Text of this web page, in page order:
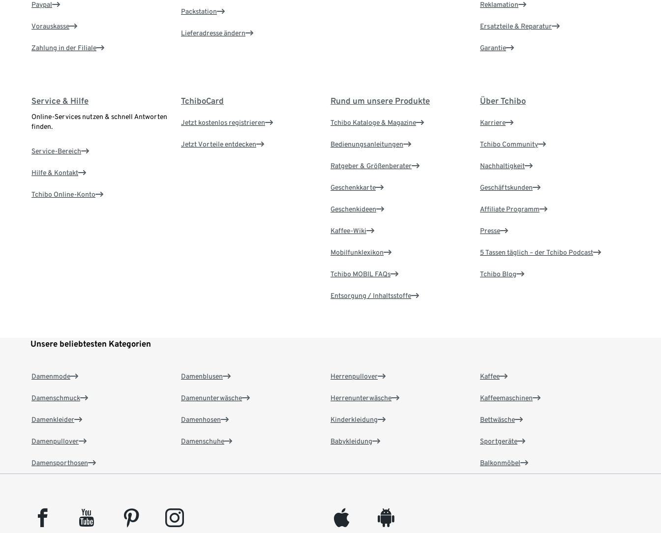
Paypal
Vorauskasse
Zahlung in der Filiale
Packstation
Lieferadresse ändern
Reklamation
Ersatzteile & Reparatur
Garantie
Service & Hilfe
Online-Services nutzen & schnell Antworten
finden.
Service-Bereich
Hilfe & Kontakt
Tchibo Online-Konto
TchiboCard
Jetzt kostenlos registrieren
Jetzt Vorteile entdecken
Rund um unsere Produkte
Tchibo Kataloge & Magazine
Bedienungsanleitungen
Ratgeber & Größenberater
Geschenkkarte
Geschenkideen
Kaffee-Wiki
Mobilfunklexikon
Tchibo MOBIL FAQs
Entsorgung / Inhaltsstoffe
Über Tchibo
Karriere
Tchibo Community
Nachhaltigkeit
Geschäftskunden
Affiliate Programm
Presse
5 Tassen täglich – der Tchibo Podcast
Tchibo Blog
Unsere beliebtesten Kategorien
Damenmode
Damenschmuck
Damenkleider
Damenpullover
Damensporthosen
Damenblusen
Damenunterwäsche
Damenhosen
Damenschuhe
Herrenpullover
Herrenunterwäsche
Kinderkleidung
Babykleidung
Kaffee
Kaffeemaschinen
Bettwäsche
Sportgeräte
Balkonmöbel
facebook youtube pinterest instagram appleinc android